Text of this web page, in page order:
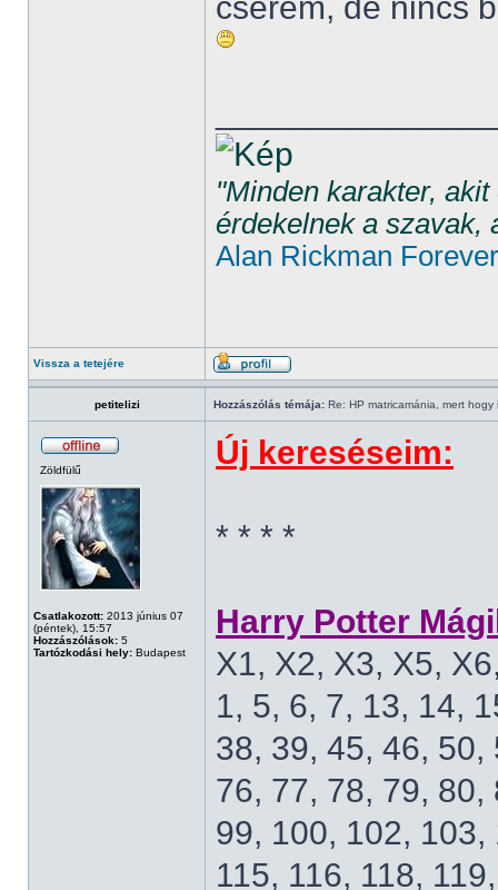
"Minden karakter,
érdekelnek a szavak,
Alan Rickman Forever
Vissza a tetejére
petitelizi Hozzászólás témája: Re: HP matricamánia, mert hogy
Zöldfülű
Csatlakozott: 2013 június 07
(péntek), 15:57
Hozzászólások: 5
Tartózkodási hely: Budapest
Új kereséseim:
* * * *
Harry Potter
X1, X2, X3, X5,
1, 5, 6, 7, 13, 14,
38, 39, 45, 46,
76, 77, 78, 79,
99, 100, 102, 103,
115, 116, 118,